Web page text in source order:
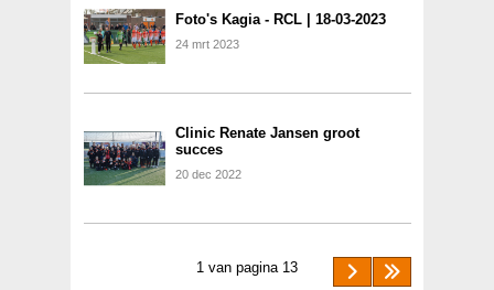
Foto's Kagia - RCL | 18-03-2023
24 mrt 2023
Clinic Renate Jansen groot
succes
20 dec 2022
1 van pagina 13